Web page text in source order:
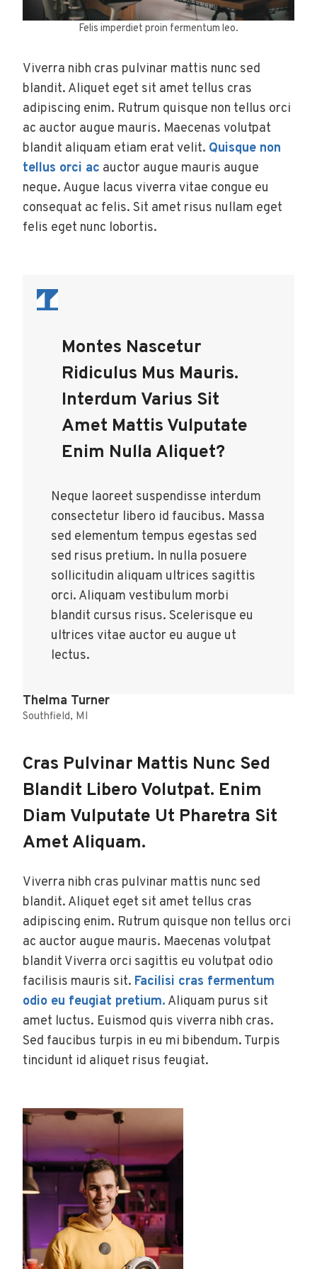
Felis imperdiet proin fermentum leo.
Viverra nibh cras pulvinar mattis nunc sed
blandit. Aliquet eget sit amet tellus cras
adipiscing enim. Rutrum quisque non tellus orci
ac auctor augue mauris. Maecenas volutpat
blandit aliquam etiam erat velit. Quisque non
tellus orci ac auctor augue mauris augue
neque. Augue lacus viverra vitae congue eu
consequat ac felis. Sit amet risus nullam eget
felis eget nunc lobortis.
Montes Nascetur
Ridiculus Mus Mauris.
Interdum Varius Sit
Amet Mattis Vulputate
Enim Nulla Aliquet?
Neque laoreet suspendisse interdum
consectetur libero id faucibus. Massa
sed elementum tempus egestas sed
sed risus pretium. In nulla posuere
sollicitudin aliquam ultrices sagittis
orci. Aliquam vestibulum morbi
blandit cursus risus. Scelerisque eu
ultrices vitae auctor eu augue ut
lectus.
Thelma Turner
Southfield, MI
Cras Pulvinar Mattis Nunc Sed
Blandit Libero Volutpat. Enim
Diam Vulputate Ut Pharetra Sit
Amet Aliquam.
Viverra nibh cras pulvinar mattis nunc sed
blandit. Aliquet eget sit amet tellus cras
adipiscing enim. Rutrum quisque non tellus orci
ac auctor augue mauris. Maecenas volutpat
blandit Viverra orci sagittis eu volutpat odio
facilisis mauris sit. Facilisi cras fermentum
odio eu feugiat pretium. Aliquam purus sit
amet luctus. Euismod quis viverra nibh cras.
Sed faucibus turpis in eu mi bibendum. Turpis
tincidunt id aliquet risus feugiat.